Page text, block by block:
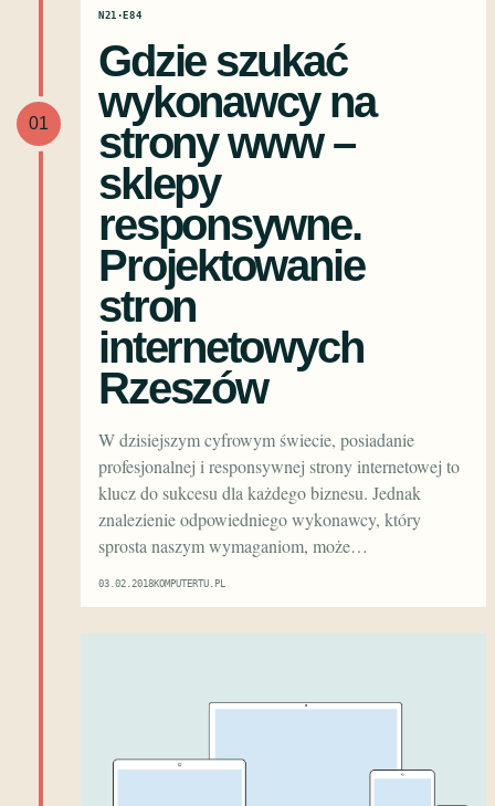
01
N21·E84
Gdzie szukać
wykonawcy na
strony www –
sklepy
responsywne.
Projektowanie
stron
internetowych
Rzeszów
W dzisiejszym cyfrowym świecie, posiadanie
profesjonalnej i responsywnej strony internetowej to
klucz do sukcesu dla każdego biznesu. Jednak
znalezienie odpowiedniego wykonawcy, który
sprosta naszym wymaganiom, może…
03.02.2018KOMPUTERTU.PL